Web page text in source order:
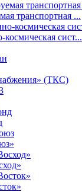
транспортная ...
сист...
(ТКС)